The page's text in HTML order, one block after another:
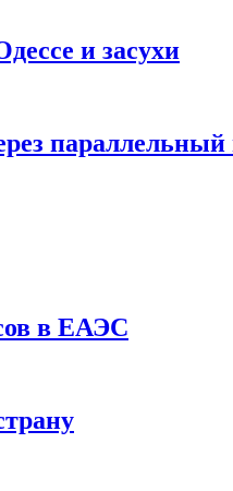
и засухи
в ЕАЭС